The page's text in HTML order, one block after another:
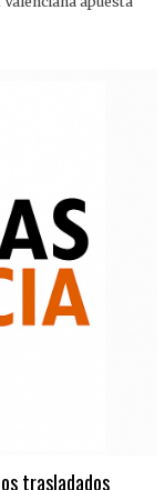
trasladados